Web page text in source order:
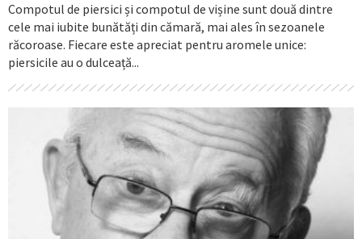
Compotul de piersici și compotul de vișine sunt două dintre
cele mai iubite bunătăți din cămară, mai ales în sezoanele
răcoroase. Fiecare este apreciat pentru aromele unice:
piersicile au o dulceață...